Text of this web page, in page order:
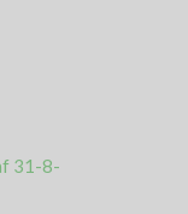
31-8-